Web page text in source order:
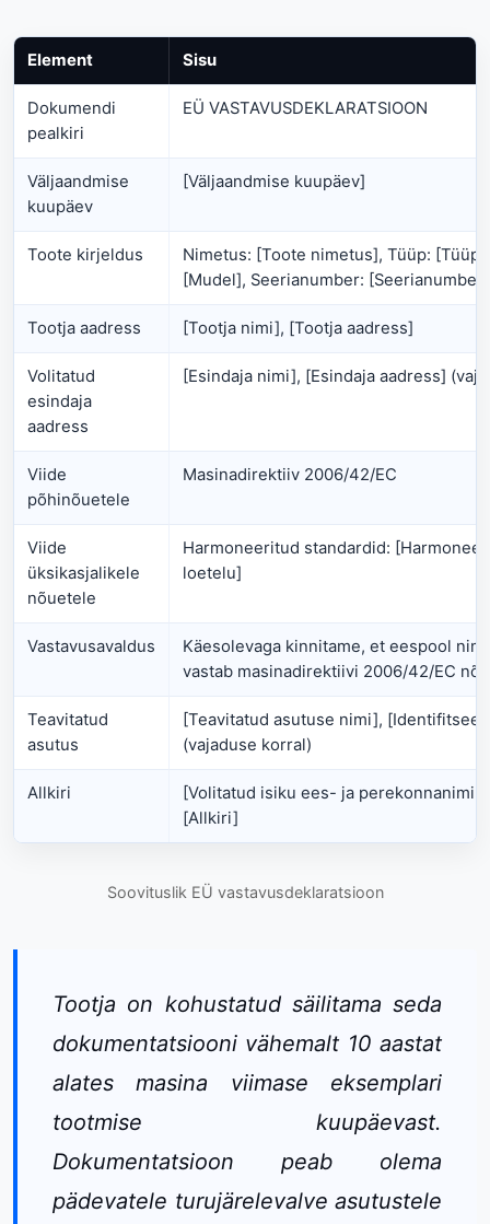
Element Sisu
Dokumendi
pealkiri
EÜ VASTAVUSDEKLARATSIOON
Väljaandmise
kuupäev
[Väljaandmise kuupäev]
Toote kirjeldus
Nimetus: [Toote nimetus], Tüüp:
[Mudel], Seerianumber: [Seerianumber]
Tootja aadress [Tootja nimi], [Tootja aadress]
Volitatud
esindaja
aadress
[Esindaja nimi], [Esindaja aadress]
Viide
põhinõuetele
Masinadirektiiv 2006/42/EC
Viide
üksikasjalikele
nõuetele
Harmoneeritud standardid:
loetelu]
Vastavusavaldus
Käesolevaga kinnitame, et eespool
vastab masinadirektiivi 2006/42/EC
Teavitatud
asutus
[Teavitatud asutuse nimi],
(vajaduse korral)
Allkiri
[Volitatud isiku ees- ja
[Allkiri]
Soovituslik EÜ vastavusdeklaratsioon
Tootja on kohustatud säilitama seda
dokumentatsiooni vähemalt 10 aastat
alates masina viimase eksemplari
tootmise kuupäevast.
Dokumentatsioon peab olema
pädevatele turujärelevalve asutustele